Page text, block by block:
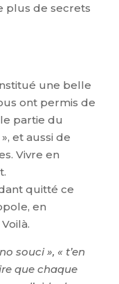
plus de secrets
une belle
ont permis de
partie du
et aussi de
Vivre en
quitté ce
en
souci », « t’en
que chaque